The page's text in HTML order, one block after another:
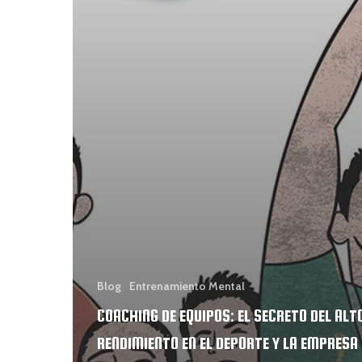
Blog Entrenamiento Mental
COACHING DE EQUIPOS: EL SECRETO DEL
RENDIMIENTO EN EL DEPORTE Y LA EMPRESA